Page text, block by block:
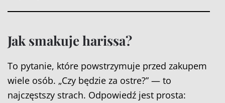
Jak smakuje harissa?
To pytanie, które powstrzymuje przed zakupem
wiele osób. „Czy będzie za ostre?” — to
najczęstszy strach. Odpowiedź jest prosta: